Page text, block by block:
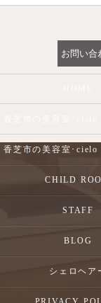
お問い合
CHILD
STAFF
BLOG
シェロヘア